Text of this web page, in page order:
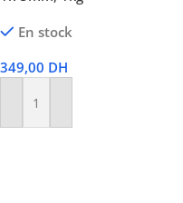
En stock
349,00 DH
Ajouter Au Panier